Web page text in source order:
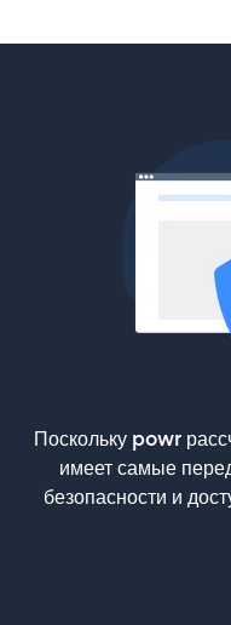
Поскольку powr
имеет самые
безопасности и